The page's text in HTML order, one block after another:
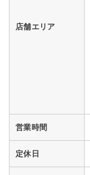
店舗エリア
営業時間
定休日